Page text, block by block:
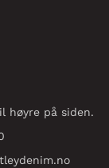
høyre på siden.